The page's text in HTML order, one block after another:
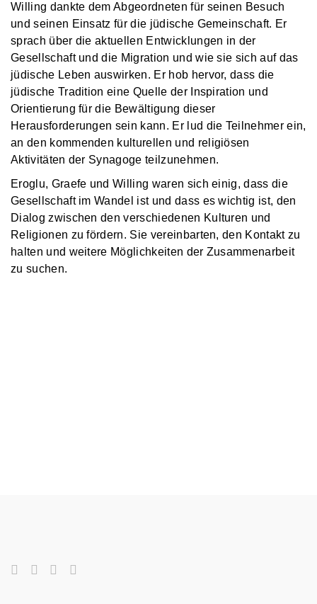
Willing dankte dem Abgeordneten für seinen Besuch
und seinen Einsatz für die jüdische Gemeinschaft. Er
sprach über die aktuellen Entwicklungen in der
Gesellschaft und die Migration und wie sie sich auf das
jüdische Leben auswirken. Er hob hervor, dass die
jüdische Tradition eine Quelle der Inspiration und
Orientierung für die Bewältigung dieser
Herausforderungen sein kann. Er lud die Teilnehmer ein,
an den kommenden kulturellen und religiösen
Aktivitäten der Synagoge teilzunehmen.
Eroglu, Graefe und Willing waren sich einig, dass die
Gesellschaft im Wandel ist und dass es wichtig ist, den
Dialog zwischen den verschiedenen Kulturen und
Religionen zu fördern. Sie vereinbarten, den Kontakt zu
halten und weitere Möglichkeiten der Zusammenarbeit
zu suchen.